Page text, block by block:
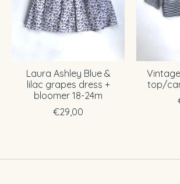
Laura Ashley Blue &
lilac grapes dress +
bloomer 18-24m
€29,00
top/